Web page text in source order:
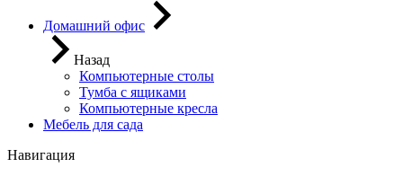
Домашний офис
Назад
Компьютерные столы
Тумба с ящиками
Компьютерные кресла
Мебель для сада
Навигация